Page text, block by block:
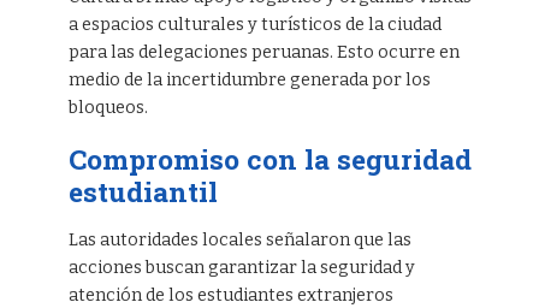
a espacios culturales y turísticos de la ciudad
para las delegaciones peruanas. Esto ocurre en
medio de la incertidumbre generada por los
bloqueos.
Compromiso con la seguridad
estudiantil
Las autoridades locales señalaron que las
acciones buscan garantizar la seguridad y
atención de los estudiantes extranjeros